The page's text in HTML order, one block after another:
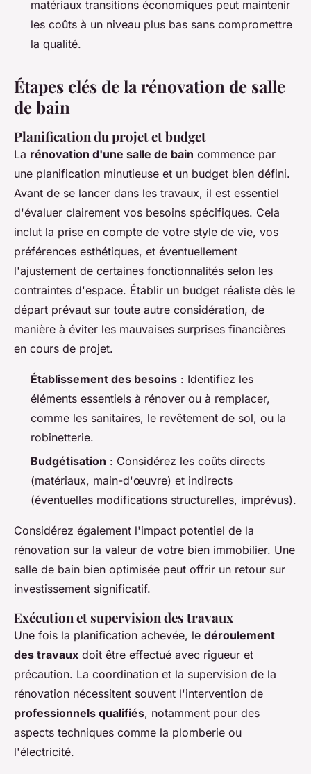
matériaux transitions économiques peut maintenir
les coûts à un niveau plus bas sans compromettre
la qualité.
Étapes clés de la rénovation de salle
de bain
Planification du projet et budget
La rénovation d'une salle de bain commence par
une planification minutieuse et un budget bien défini.
Avant de se lancer dans les travaux, il est essentiel
d'évaluer clairement vos besoins spécifiques. Cela
inclut la prise en compte de votre style de vie, vos
préférences esthétiques, et éventuellement
l'ajustement de certaines fonctionnalités selon les
contraintes d'espace. Établir un budget réaliste dès le
départ prévaut sur toute autre considération, de
manière à éviter les mauvaises surprises financières
en cours de projet.
Établissement des besoins : Identifiez les
éléments essentiels à rénover ou à remplacer,
comme les sanitaires, le revêtement de sol, ou la
robinetterie.
Budgétisation : Considérez les coûts directs
(matériaux, main-d'œuvre) et indirects
(éventuelles modifications structurelles, imprévus).
Considérez également l'impact potentiel de la
rénovation sur la valeur de votre bien immobilier. Une
salle de bain bien optimisée peut offrir un retour sur
investissement significatif.
Exécution et supervision des travaux
Une fois la planification achevée, le déroulement
des travaux doit être effectué avec rigueur et
précaution. La coordination et la supervision de la
rénovation nécessitent souvent l'intervention de
professionnels qualifiés, notamment pour des
aspects techniques comme la plomberie ou
l'électricité.